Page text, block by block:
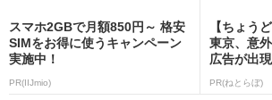
スマホ2GBで月額850円～ 格安
SIMをお得に使うキャンペーン
実施中！
PR(IIJmio)
【ちょう
東京、意
広告が出現
PR(ねとらぼ)